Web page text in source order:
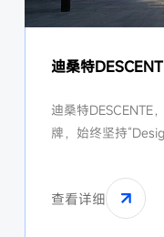
迪桑特
迪桑特DESCENTE
牌，始终坚持
夫、铁人三项等多
备。
查看详细